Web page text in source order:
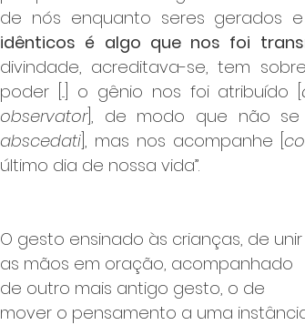
de nós enquanto seres gerados
idênticos é algo que nos foi
divindade, acreditava-se, tem
poder [...] o gênio nos foi atribuído [
observator], de modo que não
abscedati], mas nos acompanhe [
último dia de nossa vida”.
O gesto ensinado às crianças, de unir
as mãos em oração, acompanhado
de outro mais antigo gesto, o de
mover o pensamento a uma